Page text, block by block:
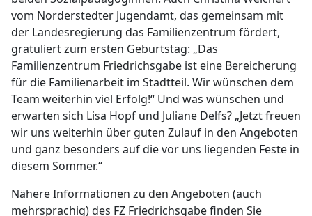
vom Norderstedter Jugendamt, das gemeinsam mit
der Landesregierung das Familienzentrum fördert,
gratuliert zum ersten Geburtstag: „Das
Familienzentrum Friedrichsgabe ist eine Bereicherung
für die Familienarbeit im Stadtteil. Wir wünschen dem
Team weiterhin viel Erfolg!“ Und was wünschen und
erwarten sich Lisa Hopf und Juliane Delfs? „Jetzt freuen
wir uns weiterhin über guten Zulauf in den Angeboten
und ganz besonders auf die vor uns liegenden Feste in
diesem Sommer.“
Nähere Informationen zu den Angeboten (auch
mehrsprachig) des FZ Friedrichsgabe finden Sie